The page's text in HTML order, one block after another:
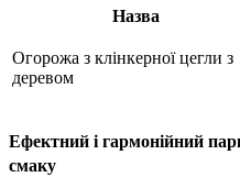
Назва
Огорожа з клінкерної цегли з
деревом
Ефектний і гармонійний
смаку